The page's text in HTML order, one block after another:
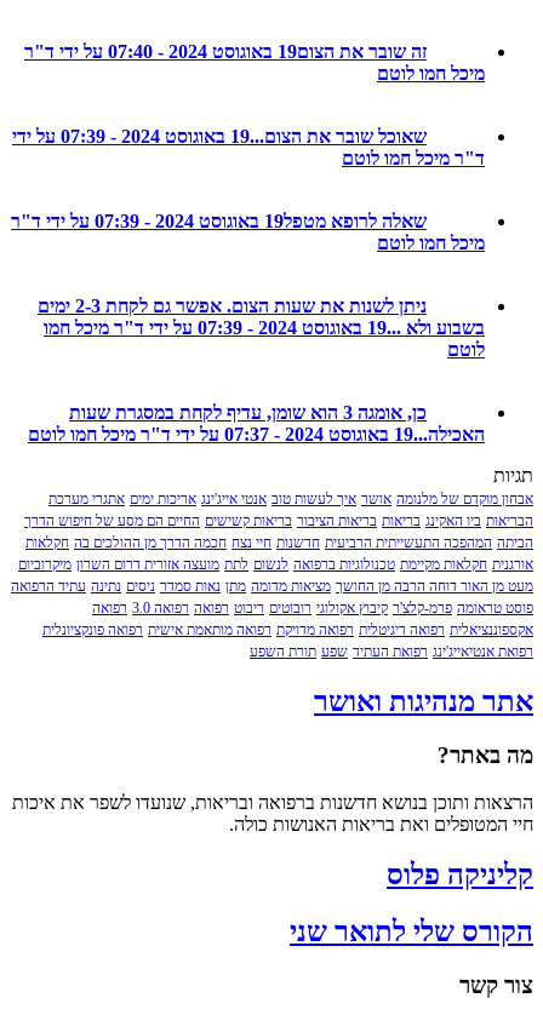
זה שובר את הצום
19 באוגוסט 2024 - 07:40 על ידי ד"ר
מיכל חמו לוטם
שאוכל שובר את הצום...
19 באוגוסט 2024 - 07:39 על ידי
ד"ר מיכל חמו לוטם
שאלה לרופא מטפל
19 באוגוסט 2024 - 07:39 על ידי ד"ר
מיכל חמו לוטם
ניתן לשנות את שעות הצום. אפשר גם לקחת 2-3 ימים
בשבוע ולא ...
19 באוגוסט 2024 - 07:39 על ידי ד"ר מיכל חמו
כן, אומגה 3 הוא שומן, עדיף לקחת במסגרת שעות
האכילה...19 באוגוסט 2024 - 07:37 על ידי ד"ר מיכל חמו לוטם
של מלנומה אושר איך לעשות טוב אנטי אייג'ינג אריכות ימים אתגרי מערכת
ביו האקינג בריאות בריאות הציבור בריאות קשישים החיים הם מסע של חיפוש הדרך
המהפכה התעשייתית הרביעית חדשנות חיי נצח חכמה הדרך מן ההולכים בה חקלאות
חקלאות מקיימת טכנולוגיות ברפואה לנשום לתת מועצה אזורית דרום השרון מיקרוביום
האור דוחה הרבה מן החושך מציאות מדומה מתן נאות סמדר ניסים נתינה עתיד הרפואה
פרמ-קלצ'ר קיבוץ אקולוגי רובוטים ריבוט רפואה רפואה 3.0
רפואה
רפואה דיגיטלית רפואה מדויקת רפואה מותאמת אישית רפואה פונקציונלית
רפואת העתיד שפע תורת השפע
מנהיגות ואושר
ותוכן בנושא חדשנות ברפואה ובריאות, שנועדו לשפר את איכות
ואת בריאות האנושות כולה.
פלוס
שלי לתואר שני